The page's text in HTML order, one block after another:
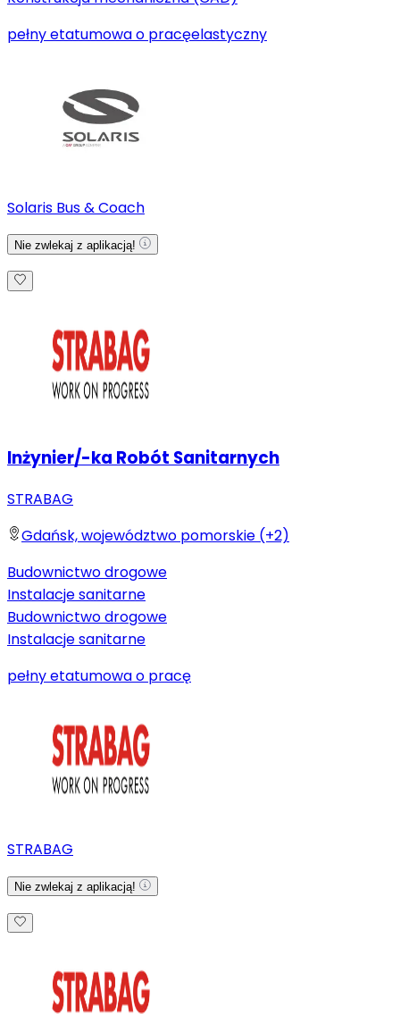
pełny etatumowa o pracęelastyczny
Solaris Bus & Coach
Nie zwlekaj z aplikacją!
Inżynier/-ka Robót Sanitarnych
STRABAG
Gdańsk, województwo pomorskie (+2)
Budownictwo drogowe
Instalacje sanitarne
Budownictwo drogowe
Instalacje sanitarne
pełny etatumowa o pracę
STRABAG
Nie zwlekaj z aplikacją!